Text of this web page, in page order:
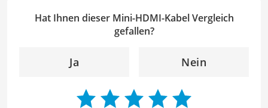
Autoren dabei zu helfen, ihre Botschaften klar und
effektiv zu kommunizieren. Durch meine Leidenschaft für
Interessen, bringe ich frische Perspektiven sowie neue
dass die Texte sowohl qualitativ hochwertig als auch
ansprechend sind.
Hat Ihnen dieser Mini-HDMI-Kabel Vergleich
gefallen?
Ja Nein